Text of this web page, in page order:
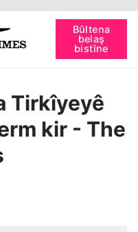
Bûltena
belaş
bistîne
Tirkîyeyê
kir - The